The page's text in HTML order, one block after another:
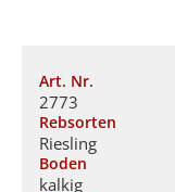
Art. Nr.
2773
Rebsorten
Riesling
Boden
kalkig